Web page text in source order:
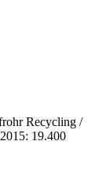
Recycling /
19.400